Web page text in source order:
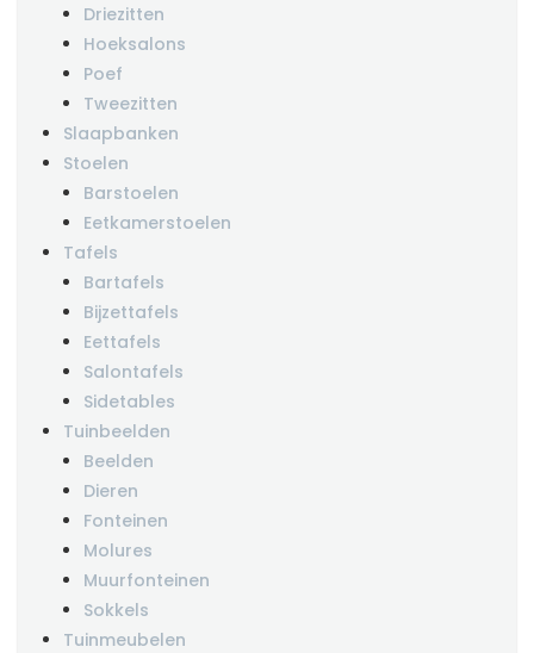
Driezitten
Hoeksalons
Poef
Tweezitten
Slaapbanken
Stoelen
Barstoelen
Eetkamerstoelen
Tafels
Bartafels
Bijzettafels
Eettafels
Salontafels
Sidetables
Tuinbeelden
Beelden
Dieren
Fonteinen
Molures
Muurfonteinen
Sokkels
Tuinmeubelen